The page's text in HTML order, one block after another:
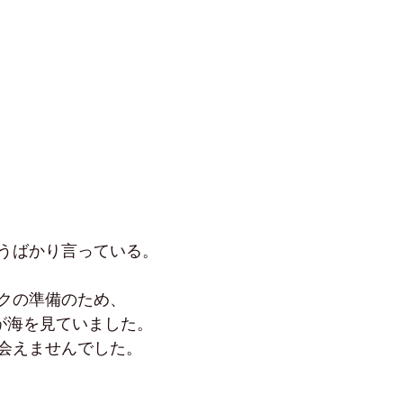
ばかり言っている。
の準備のため、
を見ていました。
えませんでした。